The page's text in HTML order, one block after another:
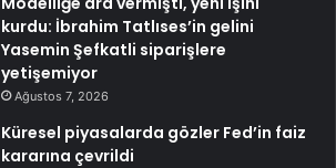
kurdu: İbrahim Tatlıses’in gelini
Yasemin Şefkatli siparişlere
yetişemiyor
Ağustos 7, 2026
Küresel piyasalarda gözler Fed’in faiz
kararına çevrildi